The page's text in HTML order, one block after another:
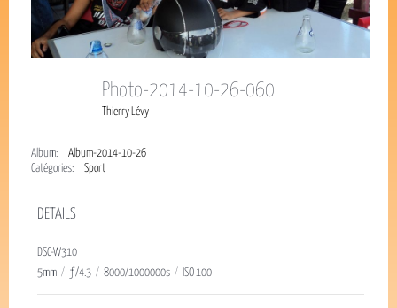
Photo-2014-10-26-060
Thierry Lévy
Album:
Album-2014-10-26
Catégories:
Sport
DETAILS
DSC-W310
5mm / ƒ/4.3 / 8000/1000000s / ISO 100